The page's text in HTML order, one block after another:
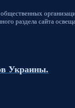
раздела сайта
Украины.